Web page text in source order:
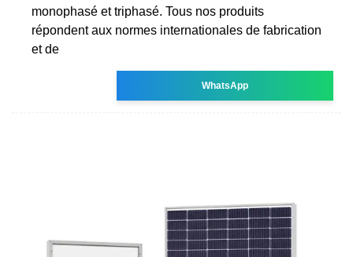
monophasé et triphasé. Tous nos produits
répondent aux normes internationales de fabrication
et de
WhatsApp